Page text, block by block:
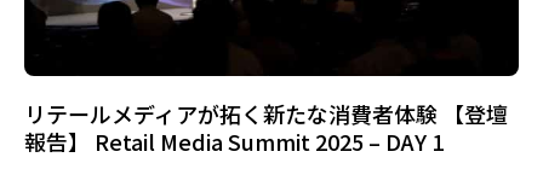
リテールメディアが拓く新たな消費者体験 【登壇
報告】 Retail Media Summit 2025 – DAY 1